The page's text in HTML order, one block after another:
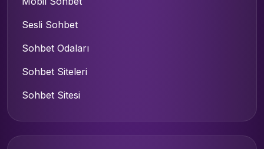
Sesli Sohbet
Sohbet Odaları
Sohbet Siteleri
Sohbet Sitesi